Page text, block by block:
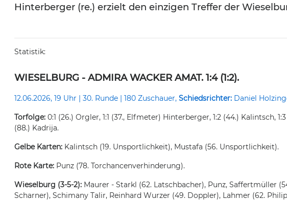
Hinterberger (re.) erzielt den einzigen Treffer der
Statistik:
WIESELBURG - ADMIRA WACKER AMAT. 1:4 (1:2).
12.06.2026, 19 Uhr | 30. Runde | 180 Zuschauer, Schiedsrichter: Daniel
Torfolge: 0:1 (26.) Orgler, 1:1 (37., Elfmeter) Hinterberger, 1:2 (44.) Kalintsch, 1:3
(88.) Kadrija.
Gelbe Karten: Kalintsch (19. Unsportlichkeit), Mustafa (56. Unsportlichkeit).
Rote Karte: Punz (78. Torchancenverhinderung).
Wieselburg (3-5-2): Maurer - Starkl (62. Latschbacher), Punz, Saffertmüller
Scharner), Schimany Talir, Reinhard Wurzer (49. Doppler), Lahmer (62.